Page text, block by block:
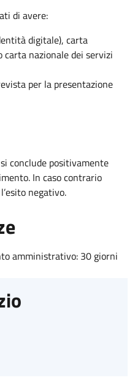
di avere:
digitale), carta
carta nazionale dei servizi
per la presentazione
conclude positivamente
In caso contrario
negativo.
amministrativo: 30 giorni